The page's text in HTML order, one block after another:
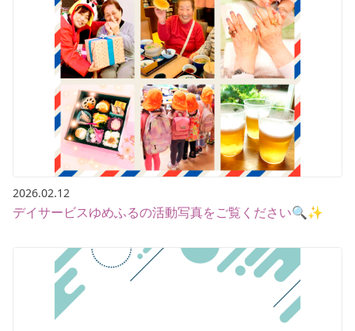
2026.02.12
デイサービスゆめふるの活動写真をご覧ください🔍✨